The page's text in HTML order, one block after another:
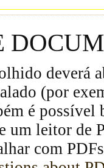
deverá
(por
é possível
um leitor de
com